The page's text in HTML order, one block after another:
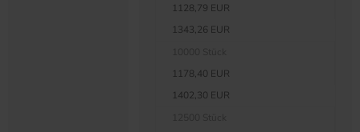
1128,79 EUR
1343,26 EUR
1178,40 EUR
1402,30 EUR